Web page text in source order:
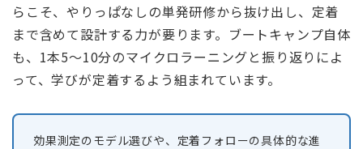
らこそ、やりっぱなしの単発研修から抜け出し、定着
まで含めて設計する力が要ります。ブートキャンプ自体
も、1本5〜10分のマイクロラーニングと振り返りによ
って、学びが定着するよう組まれています。
効果測定のモデル選びや、定着フォローの具体的な進